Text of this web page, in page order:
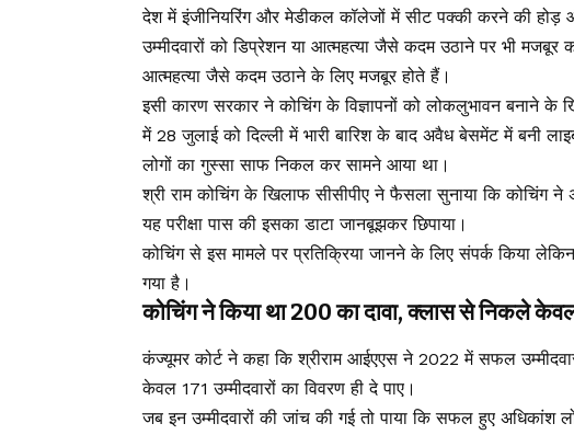
देश में इंजीनियरिंग और मेडीकल कॉलेजों में सीट पक्की करने की होड़
उम्मीदवारों को डिप्रेशन या आत्महत्या जैसे कदम उठाने पर भी
आत्महत्या जैसे कदम उठाने के लिए मजबूर होते हैं।
इसी कारण सरकार ने कोचिंग के विज्ञापनों को लोकलुभावन बनाने
में 28 जुलाई को दिल्ली में भारी बारिश के बाद अवैध बेसमेंट में बनी
लोगों का गुस्सा साफ निकल कर सामने आया था।
श्री राम कोचिंग के खिलाफ सीसीपीए ने फैसला सुनाया कि कोचिंग
यह परीक्षा पास की इसका डाटा जानबूझकर छिपाया।
कोचिंग से इस मामले पर प्रतिक्रिया जानने के लिए संपर्क किया
गया है।
कोचिंग ने किया था 200 का दावा, क्लास से निकले
कंज्यूमर कोर्ट ने कहा कि श्रीराम आईएएस ने 2022 में सफल
केवल 171 उम्मीदवारों का विवरण ही दे पाए।
जब इन उम्मीदवारों की जांच की गई तो पाया कि सफल हुए अधिकांश